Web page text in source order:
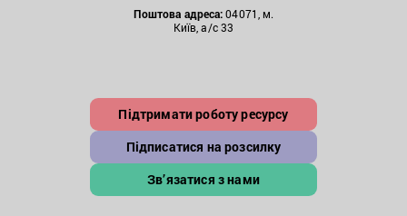
Поштова адреса:04071, м.
Київ, а/с 33
Підтримати роботу ресурсу
Підписатися на розсилку
Зв’язатися з нами